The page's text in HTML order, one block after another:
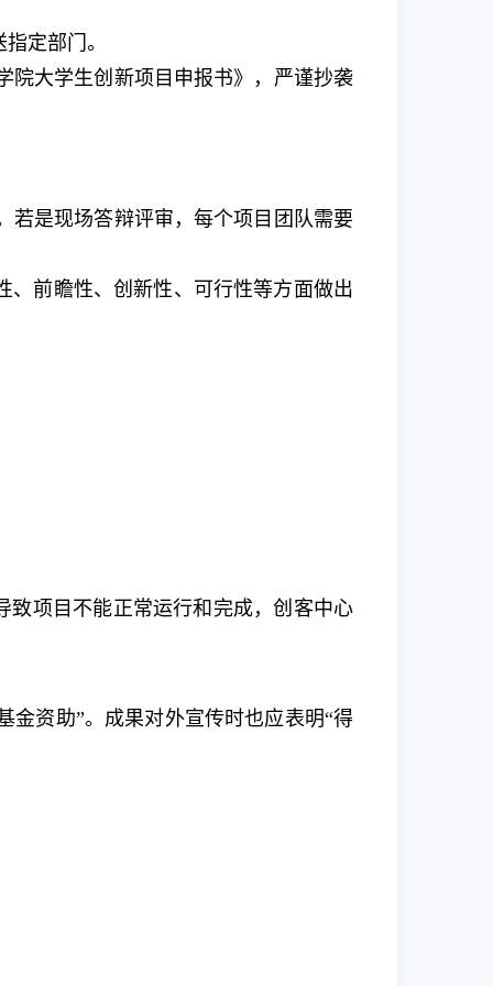
定部门。
院大学生创新项目申报书》，严谨抄袭
若是现场答辩评审，每个项目团队需要
、前瞻性、创新性、可行性等方面做出
致项目不能正常运行和完成，创客中心
资助”。成果对外宣传时也应表明“得